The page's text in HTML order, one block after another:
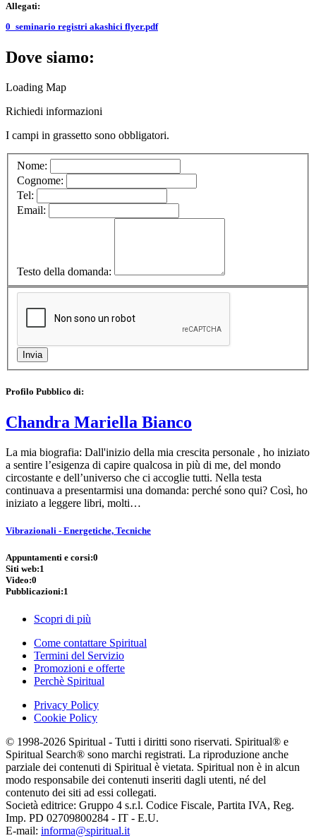
Allegati:
0_seminario registri akashici flyer.pdf
Dove siamo:
Loading Map
Richiedi informazioni
I campi in grassetto sono obbligatori.
Nome:
Cognome:
Tel:
Email:
Testo della domanda:
Profilo Pubblico di:
Chandra Mariella Bianco
La mia biografia: Dall'inizio della mia crescita personale , ho iniziato
a sentire l’esigenza di capire qualcosa in più di me, del mondo
circostante e dell’universo che ci accoglie tutti. Nella testa
continuava a presentarmisi una domanda: perché sono qui? Così, ho
iniziato a leggere libri, molti…
Vibrazionali - Energetiche, Tecniche
Appuntamenti e corsi:0
Siti web:1
Video:0
Pubblicazioni:1
Scopri di più
Come contattare Spiritual
Termini del Servizio
Promozioni e offerte
Perchè Spiritual
Privacy Policy
Cookie Policy
© 1998-2026 Spiritual - Tutti i diritti sono riservati. Spiritual® e
Spiritual Search® sono marchi registrati. La riproduzione anche
parziale dei contenuti di Spiritual è vietata. Spiritual non è in alcun
modo responsabile dei contenuti inseriti dagli utenti, né del
contenuto dei siti ad essi collegati.
Società editrice: Gruppo 4 s.r.l. Codice Fiscale, Partita IVA, Reg.
Imp. PD 02709800284 - IT - E.U.
E-mail: informa@spiritual.it